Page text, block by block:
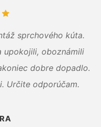
sprchového kúta.
upokojili, oboznámili
dobre dopadlo.
Určite odporúčam.